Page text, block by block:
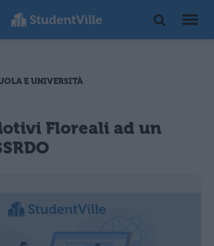
E UNIVERSITÀ
Floreali ad un